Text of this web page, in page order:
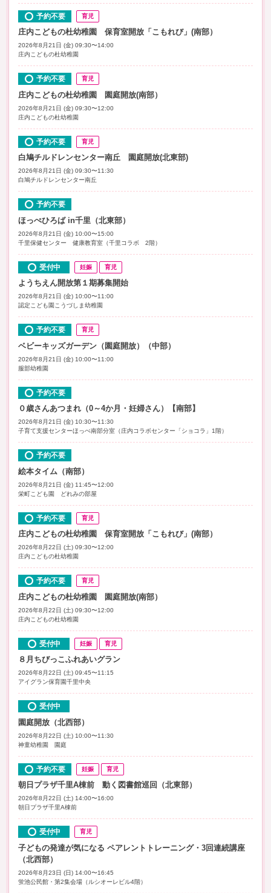
予約不要 育児
庄内こどもの杜幼稚園 保育室開放「こもれび」(南部）
2026年8月21日 (金) 09:30〜14:00
庄内こどもの杜幼稚園
予約不要 育児
庄内こどもの杜幼稚園 園庭開放(南部）
2026年8月21日 (金) 09:30〜12:00
庄内こどもの杜幼稚園
予約不要 育児
白鳩チルドレンセンター南丘 園庭開放(北東部)
2026年8月21日 (金) 09:30〜11:30
白鳩チルドレンセンター南丘
予約不要
ほっぺひろば in千里（北東部）
2026年8月21日 (金) 10:00〜15:00
千里保健センター 健康教育室（千里コラボ 2階）
受付中 妊娠 育児
ようちえん開放第１期募集開始
2026年8月21日 (金) 10:00〜11:00
認定こども園こうづしま幼稚園
予約不要 育児
ベビーキッズガーデン（園庭開放）（中部）
2026年8月21日 (金) 10:00〜11:00
服部幼稚園
予約不要
０歳さんあつまれ（0～4か月・妊婦さん）【南部】
2026年8月21日 (金) 10:30〜11:30
子育て支援センターほっぺ南部分室（庄内コラボセンター「ショコラ」1階）
予約不要
絵本タイム（南部）
2026年8月21日 (金) 11:45〜12:00
栄町こども園 どれみの部屋
予約不要 育児
庄内こどもの杜幼稚園 保育室開放「こもれび」(南部）
2026年8月22日 (土) 09:30〜12:00
庄内こどもの杜幼稚園
予約不要 育児
庄内こどもの杜幼稚園 園庭開放(南部）
2026年8月22日 (土) 09:30〜12:00
庄内こどもの杜幼稚園
受付中 妊娠 育児
８月ちびっこふれあいグラン
2026年8月22日 (土) 09:45〜11:15
アイグラン保育園千里中央
受付中
園庭開放（北西部）
2026年8月22日 (土) 10:00〜11:30
神童幼稚園 園庭
予約不要 妊娠 育児
朝日プラザ千里A棟前 動く図書館巡回（北東部）
2026年8月22日 (土) 14:00〜16:00
朝日プラザ千里A棟前
受付中 育児
子どもの発達が気になる ペアレントトレーニング・3回連続講座
（北西部）
2026年8月23日 (日) 14:00〜16:45
蛍池公民館・第2集会場（ルシオーレビル4階）